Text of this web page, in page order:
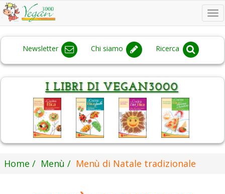
Newsletter Chi siamo Ricerca
Home Menù Menù di Natale tradizionale